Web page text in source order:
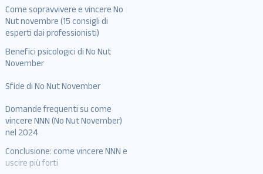
Affermazioni quotidiane
Pratica Gratitudine
Conosci la tua motivazione
Stabilisci obiettivi chiari
Elimina Trigger
Come sopravvivere e vincere No
Nut novembre (15 consigli di
esperti dai professionisti)
Ecco 15 consigli di esperti per
sopravvivere e vincere NNN
Esercitare Regolarmente
progressi
Benefici psicologici di No Nut
November
Sfide di No Nut November
Domande frequenti su come
vincere NNN (No Nut November)
nel 2024
Cosa ti fa fallire in No Nut a
novembre?
Conclusione: come vincere NNN e
uscire più forti